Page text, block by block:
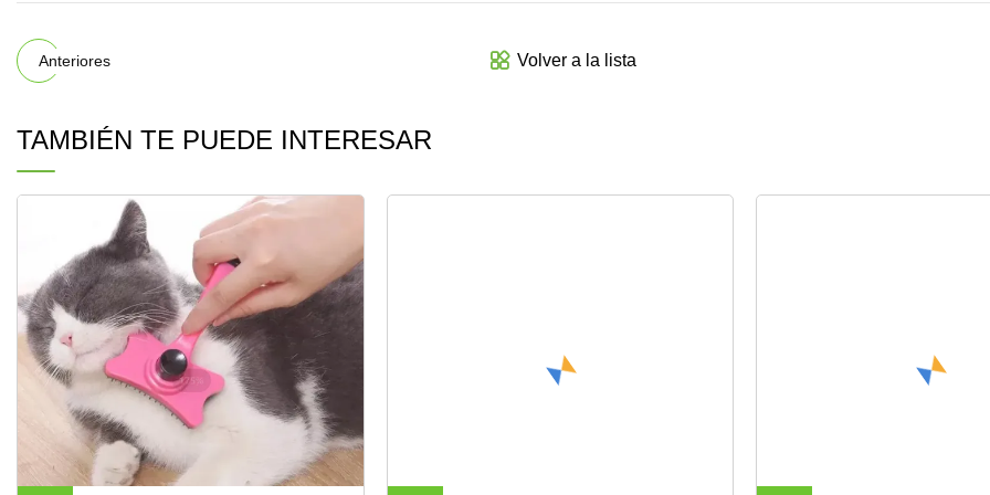
Anteriores Volver a la lista
TAMBIÉN TE PUEDE INTERESAR